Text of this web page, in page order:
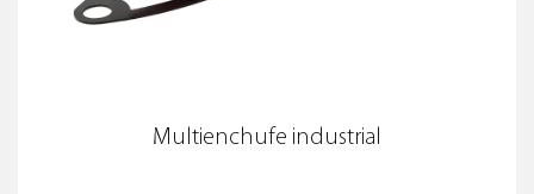
Multienchufe industrial